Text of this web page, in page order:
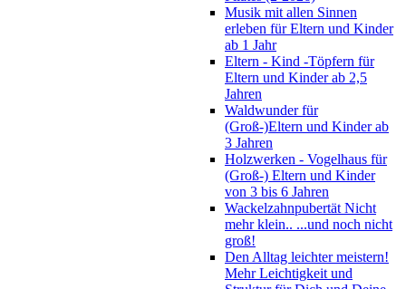
Musik mit allen Sinnen
erleben für Eltern und Kinder
ab 1 Jahr
Eltern - Kind -Töpfern für
Eltern und Kinder ab 2,5
Jahren
Waldwunder für
(Groß-)Eltern und Kinder ab
3 Jahren
Holzwerken - Vogelhaus für
(Groß-) Eltern und Kinder
von 3 bis 6 Jahren
Wackelzahnpubertät Nicht
mehr klein.. ...und noch nicht
groß!
Den Alltag leichter meistern!
Mehr Leichtigkeit und